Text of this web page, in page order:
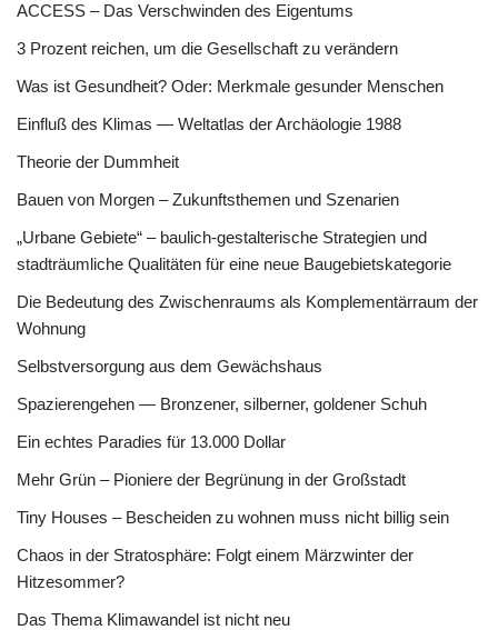
ACCESS – Das Verschwinden des Eigentums
3 Prozent reichen, um die Gesellschaft zu verändern
Was ist Gesundheit? Oder: Merkmale gesunder Menschen
Einfluß des Klimas — Weltatlas der Archäologie 1988
Theorie der Dummheit
Bauen von Morgen – Zukunftsthemen und Szenarien
„Urbane Gebiete“ – baulich-gestalterische Strategien und
stadträumliche Qualitäten für eine neue Baugebietskategorie
Die Bedeutung des Zwischenraums als Komplementärraum der
Wohnung
Selbstversorgung aus dem Gewächshaus
Spazierengehen — Bronzener, silberner, goldener Schuh
Ein echtes Paradies für 13.000 Dollar
Mehr Grün – Pioniere der Begrünung in der Großstadt
Tiny Houses – Bescheiden zu wohnen muss nicht billig sein
Chaos in der Stratosphäre: Folgt einem Märzwinter der
Hitzesommer?
Das Thema Klimawandel ist nicht neu